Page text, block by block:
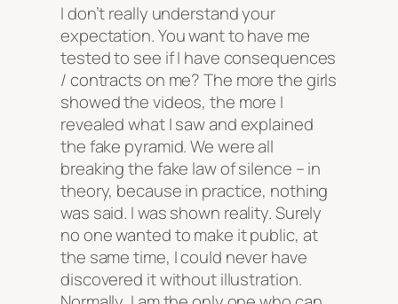
I don’t really understand your
expectation. You want to have me
tested to see if I have consequences
/ contracts on me? The more the girls
showed the videos, the more I
revealed what I saw and explained
the fake pyramid. We were all
breaking the fake law of silence – in
theory, because in practice, nothing
was said. I was shown reality. Surely
no one wanted to make it public, at
the same time, I could never have
discovered it without illustration.